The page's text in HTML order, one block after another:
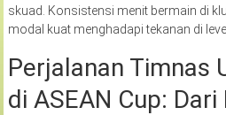
skuad. Konsistensi menit bermain di
modal kuat menghadapi tekanan di
Perjalanan Timnas
di ASEAN Cup: